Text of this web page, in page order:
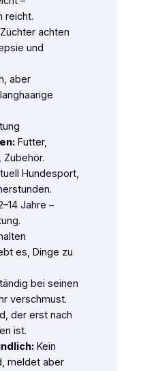
reicht.
achten
und
aber
Futter,
Zubehör.
Hundesport,
Jahre –
es, Dinge zu
bei seinen
verschmust.
der erst nach
ist.
Kein
meldet aber